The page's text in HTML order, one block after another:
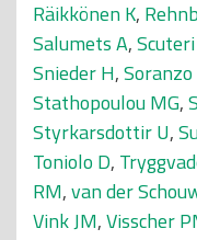
Räikkönen K,
Salumets A,
Snieder H,
Stathopoulou MG,
Styrkarsdottir U,
Toniolo D,
RM,van der
Vink JM,Visscher